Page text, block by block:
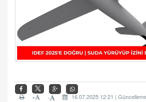
16.07.2025 12:21 |
-
+